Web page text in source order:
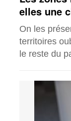
elles une
On les
territoires
le reste du